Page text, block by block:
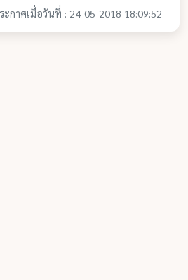
ะกาศเมื่อวันที่ : 24-05-2018 18:09:52